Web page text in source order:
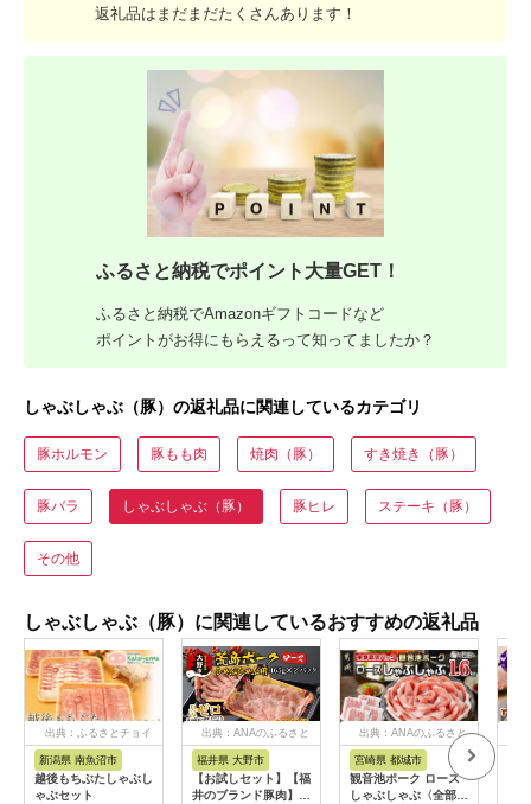
返礼品はまだまだたくさんあります！
ふるさと納税でポイント大量GET！
ふるさと納税でAmazonギフトコードなど
ポイントがお得にもらえるって知ってましたか？
しゃぶしゃぶ（豚）の返礼品に関連しているカテゴリ
豚ホルモン 豚もも肉 焼肉（豚） すき焼き（豚）
豚バラ しゃぶしゃぶ（豚） 豚ヒレ ステーキ（豚）
その他
しゃぶしゃぶ（豚）に関連しているおすすめの返礼品
出典：ふるさとチョイ
新潟県 南魚沼市
越後もちぶたしゃぶし
ゃぶセット
出典：ANAのふるさと
福井県 大野市
【お試しセット】【福
井のブランド豚肉】荒
出典：ANAのふるさと
納税
宮崎県 都城市
観音池ポーク ロース
しゃぶしゃぶ〈全部真